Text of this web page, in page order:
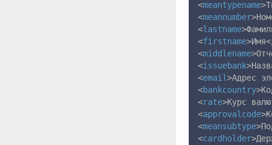
<meantypename
<meannumber
<lastname
<firstname
<middlename
<issuebank
<email>Адрес
<bankcountry
<rate>Курс
<approvalcode
<meansubtype
<cardholder